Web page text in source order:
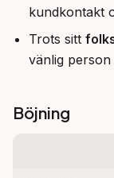
kundkontakt
Trots sitt
vänlig
Böjning